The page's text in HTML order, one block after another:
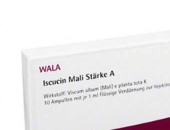
Neuheiten
Diabetes